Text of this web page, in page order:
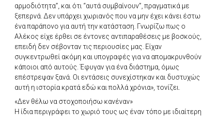
αρμοδιότητα”, και ότι “αυτά συμβαίνουν”, πραγματικά με
ξεπερνά. Δεν υπάρχει χωριανός που να μην έχει κάνει έστω
ένα παράπονο για αυτή την κατάσταση. Γνωρίζω πως ο
Αλέκος είχε έρθει σε έντονες αντιπαραθέσεις με βοσκούς,
επειδή δεν σέβονταν τις περιουσίες μας. Είχαν
συγκεντρωθεί ακόμη και υπογραφές για να απομακρυνθούν
κάποιοι από αυτούς. Έφυγαν για ένα διάστημα, όμως
επέστρεψαν ξανά. Οι εντάσεις συνεχίστηκαν και δυστυχώς
αυτή η ιστορία κρατά εδώ και πολλά χρόνια», τονίζει.
«Δεν θέλω να στοχοποιήσω κανέναν»
Η ίδια περιγράφει το χωριό τους ως έναν τόπο με ιδιαίτερη